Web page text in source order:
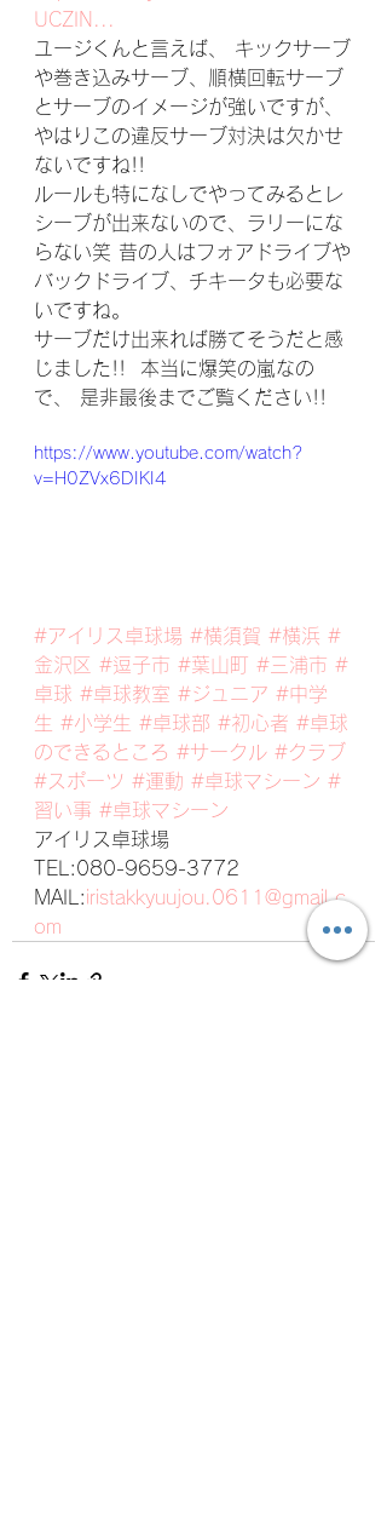
UCZIN...
ユージくんと言えば、 キックサーブ
や巻き込みサーブ、順横回転サーブ
とサーブのイメージが強いですが、
やはりこの違反サーブ対決は欠かせ
ないですね!!
ルールも特になしでやってみるとレ
シーブが出来ないので、ラリーにな
らない笑 昔の人はフォアドライブや
バックドライブ、チキータも必要な
いですね。
サーブだけ出来れば勝てそうだと感
じました!!  本当に爆笑の嵐なの
で、 是非最後までご覧ください!!
https://www.youtube.com/watch?
v=H0ZVx6DIKI4
#アイリス卓球場 #横須賀 #横浜 #
金沢区 #逗子市 #葉山町 #三浦市 #
卓球 #卓球教室 #ジュニア #中学
生 #小学生 #卓球部 #初心者 #卓球
のできるところ #サークル #クラブ
#スポーツ #運動 #卓球マシーン #
習い事 #卓球マシーン
アイリス卓球場
TEL:080-9659-3772
MAIL:iristakkyuujou.0611@gmail.c
om